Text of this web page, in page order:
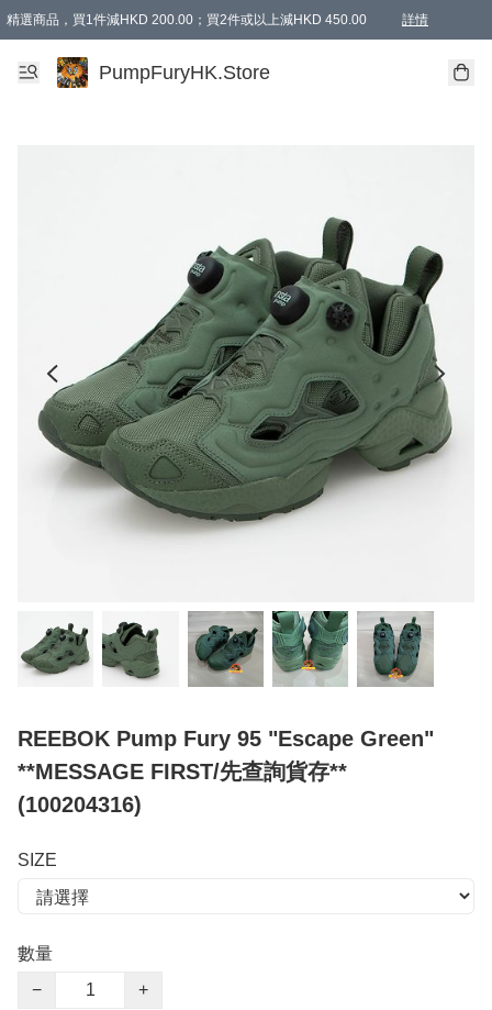
精選商品，買1件減HKD 200.00；買2件或以上減HKD 450.00 詳情
AAPE商品,會員專享9折或以上（按會員等級）AAPE products, members can
精選商品，任選買2件或以上減HKD 100.00
購物滿 HKD 800.00即享免運費優惠！（適用於 特定的送貨方式 )
PumpFuryHK.Store
REEBOK Pump Fury 95 "Escape Green"
**MESSAGE FIRST/先查詢貨存**
(100204316)
SIZE
數量
−
+